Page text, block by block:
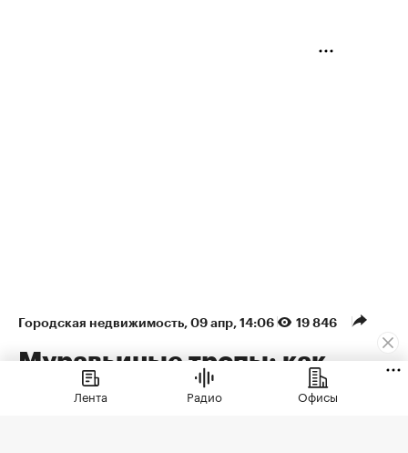
Городская недвижимость 09 апр, 14:06 19 846
Муравьиные тропы: как
арендаторы формируют
Лента Радио Офисы